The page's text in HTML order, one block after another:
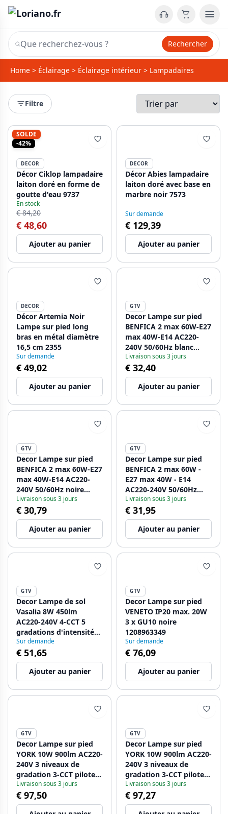
Rechercher
Home > Éclairage > Éclairage intérieur > Lampadaires
Filtre
SOLDE
-42%
DECOR
Décor Ciklop lampadaire
laiton doré en forme de
goutte d'eau 9737
En stock
€ 84,20
€ 48,60
Ajouter au panier
DECOR
Décor Abies lampadaire
laiton doré avec base en
marbre noir 7573
Sur demande
€ 129,39
Ajouter au panier
DECOR
Décor Artemia Noir
Lampe sur pied long
bras en métal diamètre
16,5 cm 2355
Sur demande
€ 49,02
Ajouter au panier
GTV
Decor Lampe sur pied
BENFICA 2 max 60W-E27
max 40W-E14 AC220-
240V 50/60Hz blanc
1208963345
Livraison sous 3 jours
€ 32,40
Ajouter au panier
GTV
Decor Lampe sur pied
BENFICA 2 max 60W-E27
max 40W-E14 AC220-
240V 50/60Hz noire
1208963346
Livraison sous 3 jours
€ 30,79
Ajouter au panier
GTV
Decor Lampe sur pied
BENFICA 2 max 60W -
E27 max 40W - E14
AC220-240V 50/60Hz
gris 1208963347
Livraison sous 3 jours
€ 31,95
Ajouter au panier
GTV
Decor Lampe de sol
Vasalia 8W 450lm
AC220-240V 4-CCT 5
gradations d'intensité
avec minuterie 45' PF>0
5 RA>80 Noir
1208963348
Sur demande
€ 51,65
Ajouter au panier
GTV
Decor Lampe sur pied
VENETO IP20 max. 20W
3 x GU10 noire
1208963349
Sur demande
€ 76,09
Ajouter au panier
GTV
Decor Lampe sur pied
YORK 10W 900lm AC220-
240V 3 niveaux de
gradation 3-CCT pilote
PF>0 5 Ra>85 blanc.
1208963350
Livraison sous 3 jours
€ 97,50
GTV
Decor Lampe sur pied
YORK 10W 900lm AC220-
240V 3 niveaux de
gradation 3-CCT pilote
PF>0,5 Ra>80 noir
1208963351
Livraison sous 3 jours
€ 97,27